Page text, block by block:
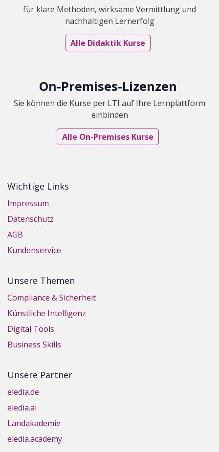
für klare Methoden, wirksame Vermittlung und
nachhaltigen Lernerfolg
Alle Didaktik Kurse
O​n-Premises-Lizenzen
Sie können die Kurse per LTI auf Ihre Lernplattform
einbinden
Alle On-Premises Kurse
Wichtige Links
Impressum
Datenschutz
AGB
Kundenservice
Unsere Themen
Compliance & Sicherheit
Künstliche Intelligenz
Digital Tools
Business Skills
Unsere Partner
eledia.de
eledia.ai
Landakademie
eledia.academy